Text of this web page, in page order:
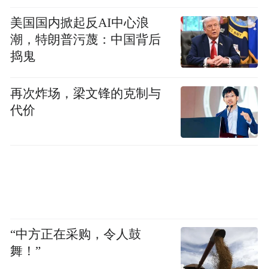
连古代旅行家都认证的神仙景区
这里是被低估的中国最美丹霞
美国国内掀起反AI中心浪
潮，特朗普污蔑：中国背后
捣鬼
再次炸场，梁文锋的克制与
代价
“中方正在采购，令人鼓
舞！”